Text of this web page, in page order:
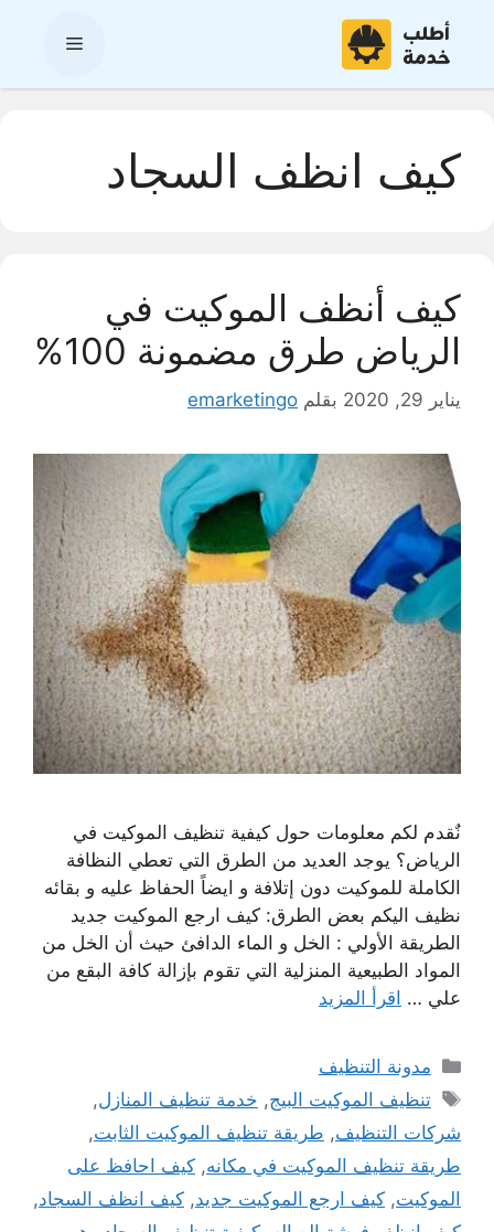
المحتوى
القائمة
كيف انظف السجاد
كيف أنظف الموكيت في
الرياض طرق مضمونة 100%
يناير 29, 2020 بقلم emarketingo
نٌقدم لكم معلومات حول كيفية تنظيف الموكيت في
الرياض؟ يوجد العديد من الطرق التي تعطي النظافة
الكاملة للموكيت دون إتلافة و ايضاً الحفاظ عليه و بقائه
نظيف اليكم بعض الطرق: كيف ارجع الموكيت جديد
الطريقة الأولي : الخل و الماء الدافئ حيث أن الخل من
المواد الطبيعية المنزلية التي تقوم بإزالة كافة البقع من
علي … اقرأ المزيد
التصنيفات
مدونة التنظيف
الوسوم
تنظيف الموكيت البيج, خدمة تنظيف المنازل,
شركات التنظيف, طريقة تنظيف الموكيت الثابت,
طريقة تنظيف الموكيت في مكانه, كيف احافظ على
الموكيت, كيف ارجع الموكيت جديد, كيف انظف السجاد,